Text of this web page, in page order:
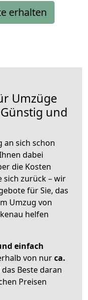
erhalten
Umzüge
Günstig und
an sich schon
dabei
die Kosten
sich zurück – wir
für Sie, das
Umzug von
helfen
einfach
von nurca.
Beste daran
Preisen